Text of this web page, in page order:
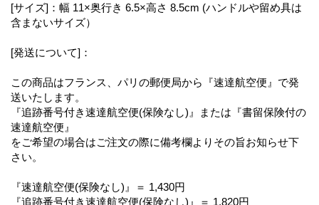
[サイズ]：幅 11×奥行き 6.5×高さ 8.5cm (ハンドルや留め具は
含まないサイズ）
[発送について]：
この商品はフランス、パリの郵便局から『速達航空便』で発
送いたします。
『追跡番号付き速達航空便(保険なし)』または『書留保険付の
速達航空便』
をご希望の場合はご注文の際に備考欄よりその旨お知らせ下
さい。
『速達航空便(保険なし)』＝ 1,430円
『追跡番号付き速達航空便(保険なし)』＝ 1,820円